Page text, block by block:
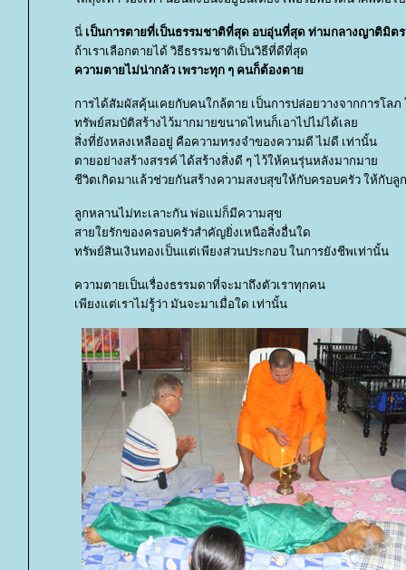
นี่ เป็นการตายที่เป็นธรรมชาติที่สุด อบอุ่นที่สุด ท่ามกลางญาติมิตร
ถ้าเราเลือกตายได้ วิธีธรรมชาติเป็นวิธีที่ดีที่สุด
ความตายไม่น่ากลัว เพราะทุก ๆ คนก็ต้องตา
การได้สัมผัสคุ้นเคยกับคนใกล้ตาย เป็นการปล่อยวางจากการโลภ
ทรัพย์สมบัติสร้างไว้มากมายขนาดไหนก็เอาไปไม่ได้เล
สิ่งที่ยังหลงเหลืออยู่ คือความทรงจำของความดี ไม่ดี เท่านั้น
ตายอย่างสร้างสรรค์ ได้สร้างสิ่งดี ๆ ไว้ให้คนรุ่นหลังมากมา
ชีวิตเกิดมาแล้วช่วยกันสร้างความสงบสุขให้กับครอบครัว ให้กับลู
ลูกหลานไม่ทะเลาะกัน พ่อแม่ก็มีความสุข
สายใยรักของครอบครัวสำคัญยิ่งเหนือสิ่งอื่นใด
ทรัพย์สินเงินทองเป็นแต่เพียงส่วนประกอบ ในการยังชีพเท่านั้น
ความตายเป็นเรื่องธรรมดาที่จะมาถึงตัวเราทุกคน
เพียงแต่เราไม่รู้ว่า มันจะมาเมื่อใด เท่านั้น